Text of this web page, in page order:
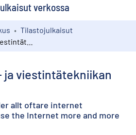
verkossa
Tilastojulkaisut
ja viestintätekniikan
allt oftare internet
the Internet more and more